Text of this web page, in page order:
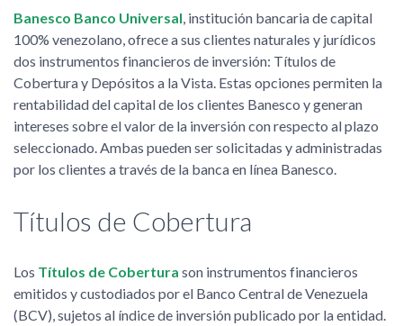
Banesco Banco Universal , institución bancaria de capital
100% venezolano, ofrece a sus clientes naturales y jurídicos
dos instrumentos financieros de inversión: Títulos de
Cobertura y Depósitos a la Vista. Estas opciones permiten la
rentabilidad del capital de los clientes Banesco y generan
intereses sobre el valor de la inversión con respecto al plazo
seleccionado. Ambas pueden ser solicitadas y administradas
por los clientes a través de la banca en línea Banesco.
Títulos de Cobertura
Los Títulos de Cobertura son instrumentos financieros
emitidos y custodiados por el Banco Central de Venezuela
(BCV), sujetos al índice de inversión publicado por la entidad.